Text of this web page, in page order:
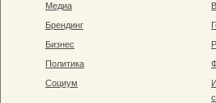
Медиа
Брендинг
Бизнес
Политика
Социум